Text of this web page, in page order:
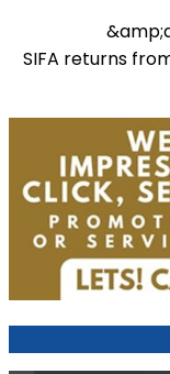
SIFA returns